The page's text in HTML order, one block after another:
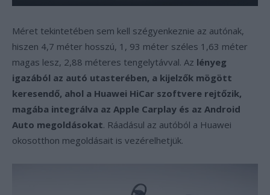
Méret tekintetében sem kell szégyenkeznie az autónak,
hiszen 4,7 méter hosszú, 1, 93 méter széles 1,63 méter
magas lesz, 2,88 méteres tengelytávval. Az lényeg
igazából az autó utasterében, a kijelzők mögött
keresendő, ahol a Huawei HiCar szoftvere rejtőzik,
magába integrálva az Apple Carplay és az Android
Auto megoldásokat. Ráadásul az autóból a Huawei
okosotthon megoldásait is vezérelhetjük.